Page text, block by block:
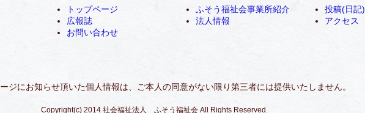
トップページ
広報誌
お問い合わせ
ふそう福祉会事業所紹介
法人情報
投稿(日記)
アクセス
ジにお知らせ頂いた個人情報は、ご本人の同意がない限り第三者には提供いたしません。
Copyright(c) 2014 社会福祉法人 ふそう福祉会 All Rights Reserved.